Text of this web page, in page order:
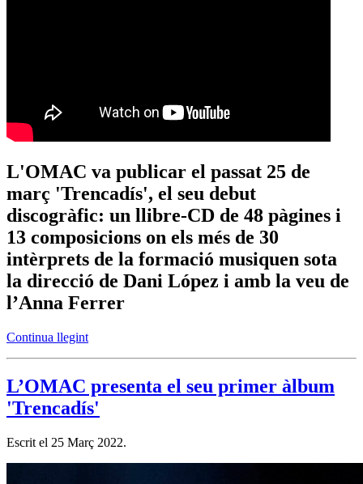
L'OMAC va publicar el passat 25 de
març 'Trencadís', el seu debut
discogràfic: un llibre-CD de 48 pàgines i
13 composicions on els més de 30
intèrprets de la formació musiquen sota
la direcció de Dani López i amb la veu de
l’Anna Ferrer
Continua llegint
L’OMAC presenta el seu primer àlbum
'Trencadís'
Escrit el 25 Març 2022.